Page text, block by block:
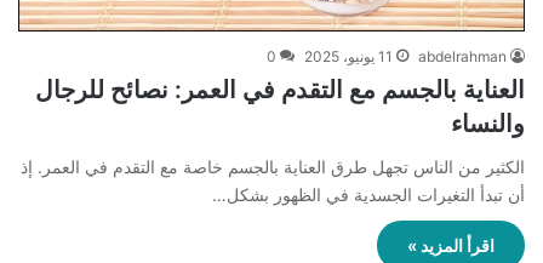
abdelrahman 11 يونيو، 2025 0
العناية بالجسم مع التقدم في العمر: نصائح للرجال
والنساء
الكثير من الناس تجهل طرق العناية بالجسم خاصة مع التقدم في العمر. إذ
أن تبدأ التغيرات الجسدية في الظهور بشكل…
اقرأ المزيد »